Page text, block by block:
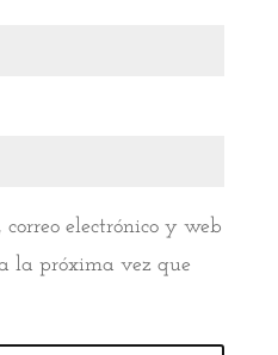
electrónico y web
la próxima vez que